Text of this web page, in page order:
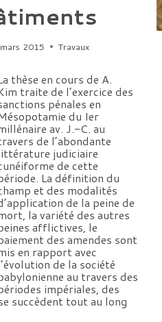
2015 Travaux
thèse en cours de A.
traite de l’exercice des
pénales en
du Ier
av. J.-C. au
de l’abondante
judiciaire
de cette
La définition du
et des modalités
de la peine de
la variété des autres
afflictives, le
des amendes sont
en rapport avec
de la société
au travers des
impériales, des
succèdent tout au long